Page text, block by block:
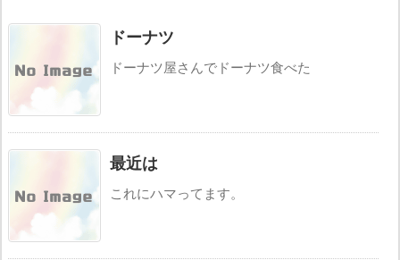
ドーナツ
ドーナツ屋さんでドーナツ食べた
最近は
これにハマってます。